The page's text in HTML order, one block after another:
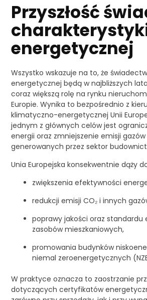
Przyszłość
energetycznej
Wszystko wskazuje na to, że
energetycznej będą w najbliższych
coraz większą rolę na rynku
Europie. Wynika to bezpośrednio z
klimatyczno-energetycznej Unii
jednym z głównych celów jest
energii oraz zmniejszenie emisji
generowanych przez sektor
Unia Europejska konsekwentnie dąży
zwiększenia efektywności
redukcji emisji CO₂ i innych
poprawy jakości oraz standardu
zasobów mieszkaniowych,
promowania budynków
niemal zeroenergetycznych
W praktyce oznacza to zaostrzanie
dotyczących certyfikatów